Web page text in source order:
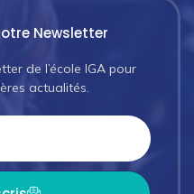
Newsletter
de l’école IGA pour
actualités.